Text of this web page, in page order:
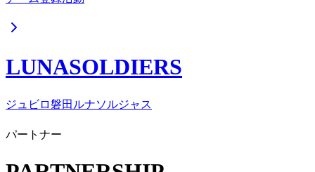
LUNASOLDIERS
ジュビロ磐田ルナソルジャス
パートナー